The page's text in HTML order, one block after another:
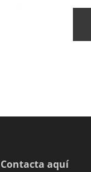
Contacta aquí